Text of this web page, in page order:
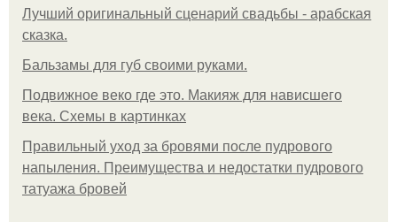
Лучший оригинальный сценарий свадьбы - арабская
сказка.
Бальзамы для губ своими руками.
Подвижное веко где это. Макияж для нависшего
века. Схемы в картинках
Правильный уход за бровями после пудрового
напыления. Преимущества и недостатки пудрового
татуажа бровей